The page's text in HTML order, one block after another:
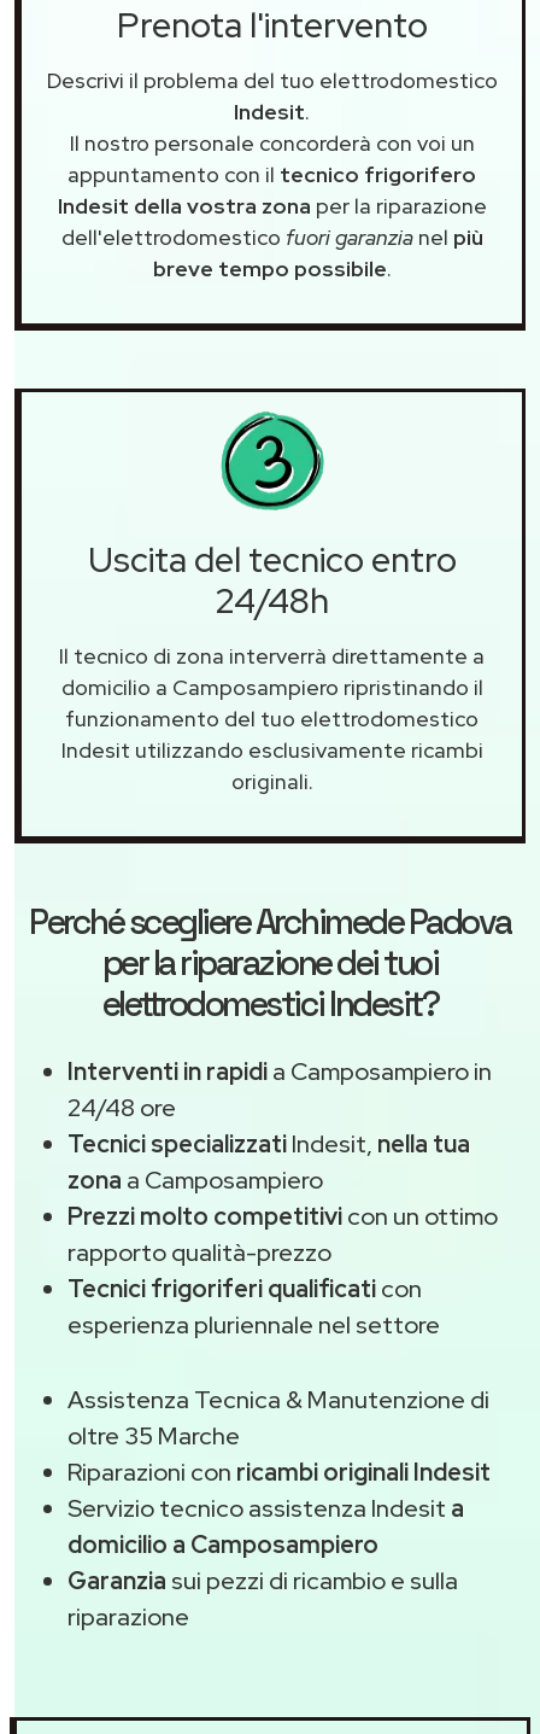
Prenota l'intervento
Descrivi il problema del tuo elettrodomestico
Indesit.
Il nostro personale concorderà con voi un
appuntamento con il tecnico frigorifero
Indesit della vostra zona per la riparazione
dell'elettrodomestico fuori garanzianel più
breve tempo possibile.
Uscita del tecnico entro
24/48h
Il tecnico di zona interverrà direttamente a
domicilio a Camposampiero ripristinando il
funzionamento del tuo elettrodomestico
Indesit utilizzando esclusivamente ricambi
originali.
Perché scegliereArchimede Padova
per la riparazione dei tuoi
elettrodomestici Indesit?
Interventi in rapidia Camposampiero in
24/48 ore
Tecnici specializzatiIndesit, nella tua
zona a Camposampiero
Prezzi molto competitivicon un ottimo
rapporto qualità-prezzo
Tecnici frigoriferi qualificaticon
esperienza pluriennale nel settore
Assistenza Tecnica & Manutenzione di
oltre 35 Marche
Riparazioni con ricambi originali Indesit
Servizio tecnico assistenza Indesit a
domicilio a Camposampiero
Garanzia sui pezzi di ricambio e sulla
riparazione